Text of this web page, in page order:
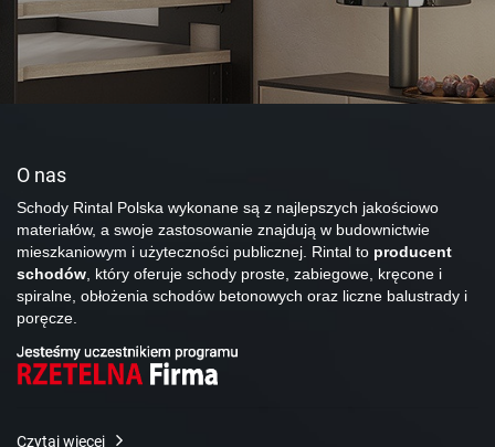
O nas
Schody Rintal Polska wykonane są z najlepszych jakościowo
materiałów, a swoje zastosowanie znajdują w budownictwie
mieszkaniowym i użyteczności publicznej. Rintal to producent
schodów, który oferuje schody proste, zabiegowe, kręcone i
spiralne, obłożenia schodów betonowych oraz liczne balustrady i
poręcze.
Czytaj więcej